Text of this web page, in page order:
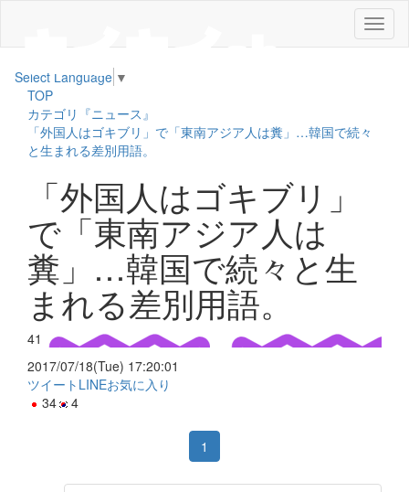
メ
ニ
Select Language ▼
TOP
カテゴリ『ニュース』
「外国人はゴキブリ」で「東南アジア人は糞」…韓国で続々
と生まれる差別用語。
「外国人はゴキブリ」
で「東南アジア人は
糞」…韓国で続々と生
まれる差別用語。
41
2017/07/18(Tue) 17:20:01
ツイート LINEお気に入り
34
4
1